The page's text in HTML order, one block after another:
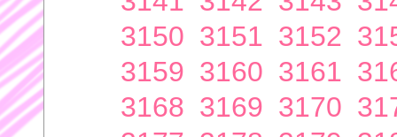
3150 3151 3152
3159 3160 3161
3168 3169 3170